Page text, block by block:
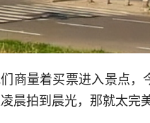
商量着买票进入景点
晨拍到晨光，那就太完